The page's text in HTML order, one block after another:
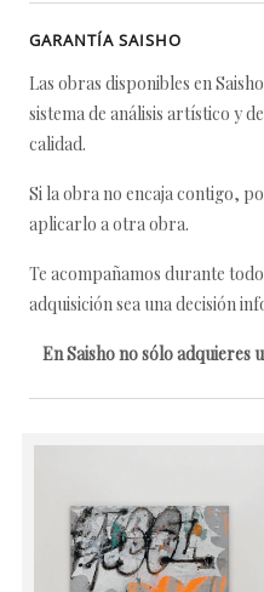
GARANTÍA SAISHO
Las obras disponibles en
sistema de análisis artístico y
calidad.
Si la obra no encaja contigo,
aplicarlo a otra obra.
Te acompañamos durante
adquisición sea una decisión
En Saisho no sólo